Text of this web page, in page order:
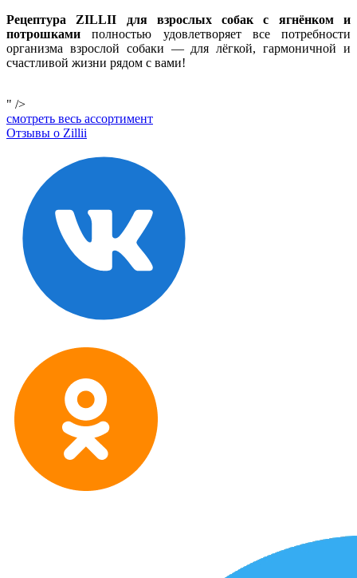
Рецептура ZILLII для взрослых собак с ягнёнком и
потрошкамиполностью удовлетворяет все потребности
организма взрослой собаки — для лёгкой, гармоничной и
счастливой жизни рядом с вами!
" />
смотреть весь ассортимент
Отзывы о Zillii